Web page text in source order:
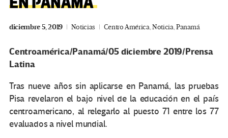
diciembre 5, 2019 Noticias Centro América,Noticia,Panamá
Centroamérica/Panamá/05 diciembre 2019/Prensa
Latina
Tras nueve años sin aplicarse en Panamá, las pruebas
Pisa revelaron el bajo nivel de la educación en el país
centroamericano, al relegarlo al puesto 71 entre los 77
evaluados a nivel mundial.